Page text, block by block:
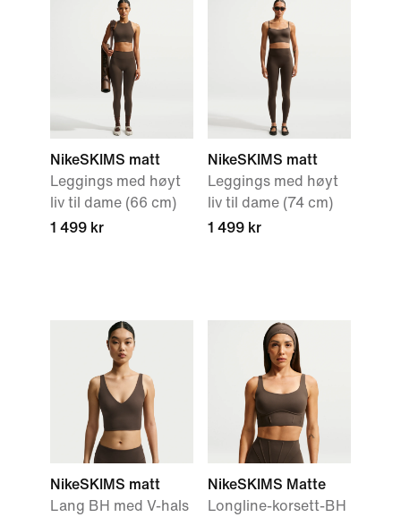
NikeSKIMS matt
Leggings med høyt
liv til dame (66 cm)
1 499 kr
NikeSKIMS matt
Leggings med høyt
liv til dame (74 cm)
1 499 kr
NikeSKIMS matt
Lang BH med V-hals
NikeSKIMS Matte
Longline-korsett-BH